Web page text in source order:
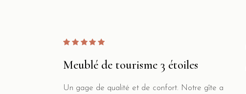
Meublé de tourisme 3 étoiles
Un gage de qualité et de confort. Notre gîte a